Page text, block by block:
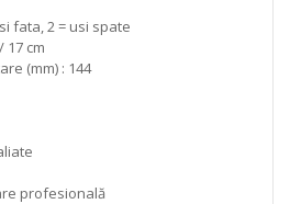
fata, 2 = usi spate
17 cm
(mm) : 144
profesională